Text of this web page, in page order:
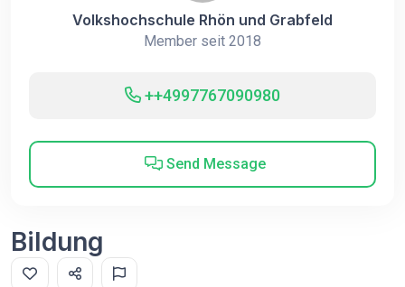
Volkshochschule Rhön und Grabfeld
Member seit 2018
++4997767090980
Send Message
Bildung